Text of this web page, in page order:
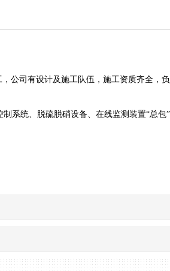
公司有设计及施工队伍，施工资质齐全，
系统、脱硫脱硝设备、在线监测装置“总包”